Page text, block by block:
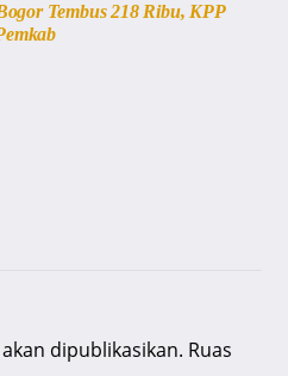
Tembus 218 Ribu, KPP
dipublikasikan. Ruas